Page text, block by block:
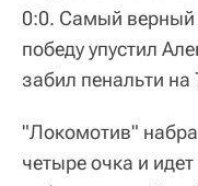
0:0. Самый
победу упустил
забил пенальти
"Локомотив"
четыре очка и